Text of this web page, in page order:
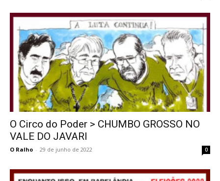
O Circo do Poder > CHUMBO GROSSO NO
VALE DO JAVARI
O Ralho - 29 de junho de 2022 0